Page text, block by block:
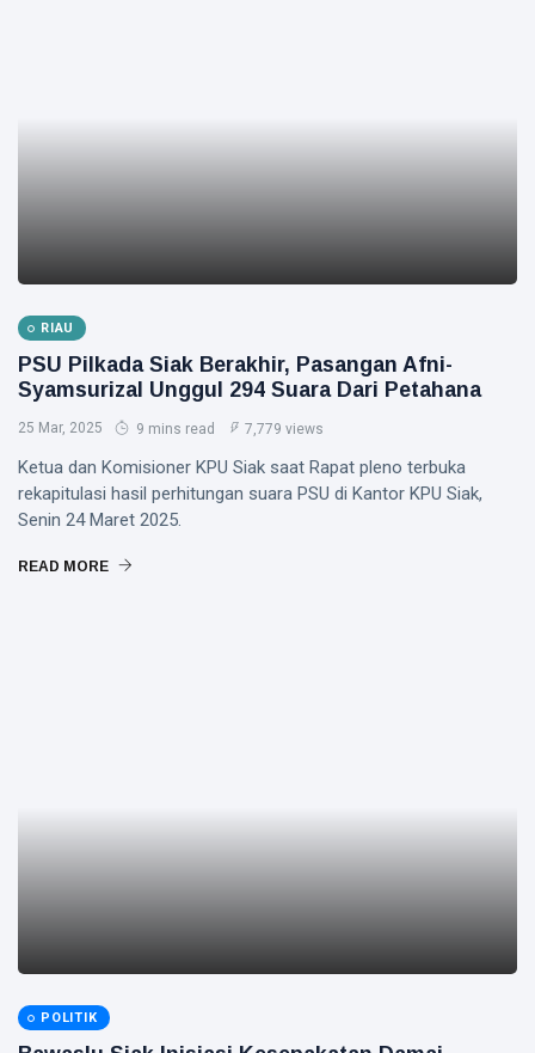
RIAU
PSU Pilkada Siak Berakhir, Pasangan Afni-
Syamsurizal Unggul 294 Suara Dari Petahana
25 Mar, 2025 9 mins read 7,779 views
Ketua dan Komisioner KPU Siak saat Rapat pleno terbuka
rekapitulasi hasil perhitungan suara PSU di Kantor KPU Siak,
Senin 24 Maret 2025.
READ MORE
POLITIK